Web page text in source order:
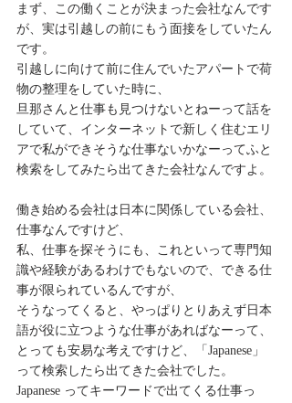
まず、この働くことが決まった会社なんです
が、実は引越しの前にもう面接をしていたん
です。
引越しに向けて前に住んでいたアパートで荷
物の整理をしていた時に、
旦那さんと仕事も見つけないとねーって話を
していて、インターネットで新しく住むエリ
アで私ができそうな仕事ないかなーってふと
検索をしてみたら出てきた会社なんですよ。
働き始める会社は日本に関係している会社、
仕事なんですけど、
私、仕事を探そうにも、これといって専門知
識や経験があるわけでもないので、できる仕
事が限られているんですが、
そうなってくると、やっぱりとりあえず日本
語が役に立つような仕事があればなーって、
とっても安易な考えですけど、「Japanese」
って検索したら出てきた会社でした。
Japanese ってキーワードで出てくる仕事っ